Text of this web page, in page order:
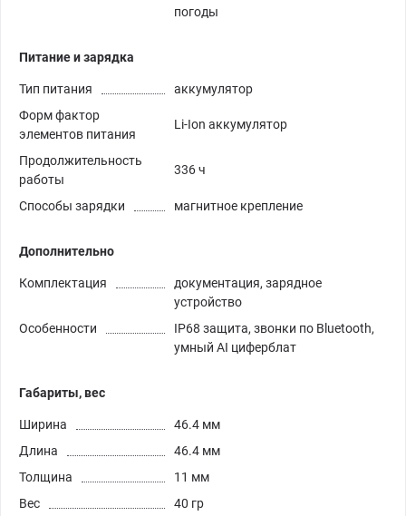
погоды
Питание и зарядка
Тип питания
аккумулятор
Форм фактор
элементов питания
Li-Ion аккумулятор
Продолжительность
работы
336 ч
Способы зарядки магнитное крепление
Дополнительно
Комплектация
документация, зарядное
устройство
Особенности
IP68 защита, звонки по Bluetooth,
умный AI циферблат
Габариты, вес
Ширина
46.4 мм
Длина
46.4 мм
Толщина
11 мм
Вес
40 гр